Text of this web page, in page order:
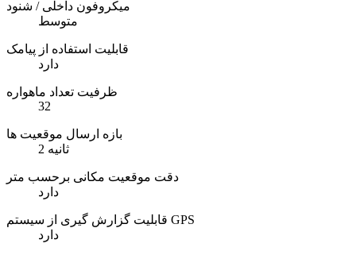
میکروفون داخلی / شنود
متوسط
قابلیت استفاده از پیامک
دارد
ظرفیت تعداد ماهواره
32
بازه ارسال موقعیت ها
2 ثانیه
دقت موقعیت مکانی برحسب متر
دارد
قابلیت گزارش گیری از سیستم GPS
دارد